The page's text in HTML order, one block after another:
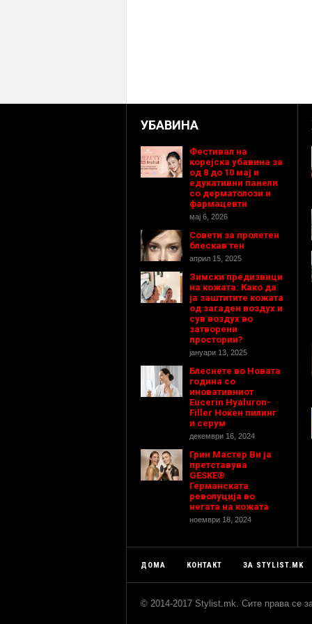
УБАВИНА
Фестивал на
корејска убавина за
од 8 до 10 мај и
едукативни панели
со дерматолози и
фармацевти
мај 6, 2026
Совети за пролетен
блескав тен
април 15, 2025
Зимски предизвици
на кожата: Како да
ја заштитите кожата
од загаден воздух и
сув воздух во
затворени
простории?
јануари 13, 2025
Блеснете во Новата
година со
иновативниот
Eucerin Hyaluron-
Filler Ноќен пилинг
и серум
декември 16, 2024
Грин Мастер Ви ја
претставува
GESKE®
Германската
револуција во
негата на кожата
ноември 18, 2024
ДОМА КОНТАКТ ЗА STYLIST.MK
© 2014-2017 Stylist.mk. Сите права се